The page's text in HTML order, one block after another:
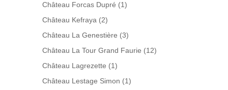
Château Forcas Dupré (1)
Château Kefraya (2)
Château La Genestière (3)
Château La Tour Grand Faurie (12)
Château Lagrezette (1)
Château Lestage Simon (1)